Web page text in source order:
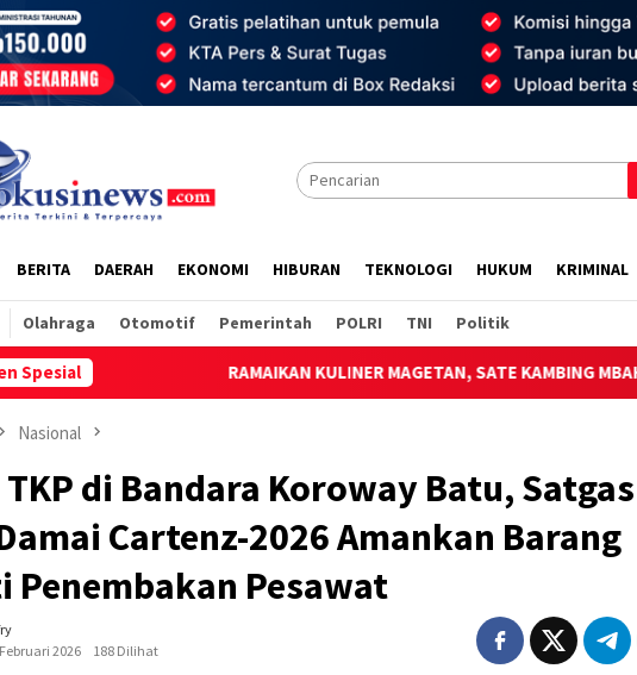
BERITA DAERAH EKONOMI HIBURAN TEKNOLOGI HUKUM KRIMINAL
Olahraga Otomotif Pemerintah POLRI TNI Politik
SpesialRAMAIKAN KULINER MAGETAN, SATE KAMBING MBAH MOEL, BUKA
Nasional
di Bandara Koroway Batu, Satgas
Cartenz-2026 Amankan Barang
Penembakan Pesawat
2026
188 Dilihat